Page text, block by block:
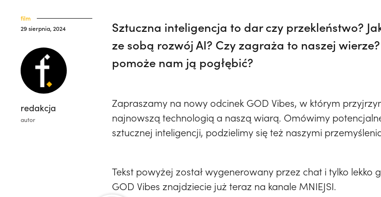
film
29 sierpnia, 2024
redakcja
autor
Sztuczna inteligencja to dar czy przekleństwo?
ze sobą rozwój AI? Czy zagraża to naszej
pomoże nam ją pogłębić?
Zapraszamy na nowy odcinek GOD Vibes, w którym
najnowszą technologią a naszą wiarą. Omówimy
sztucznej inteligencji, podzielimy się też naszymi
Tekst powyżej został wygenerowany przez chat i tylko lekko
GOD Vibes znajdziecie już teraz na kanale MNIEJSI.